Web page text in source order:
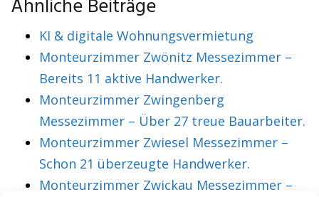
Ähnliche Beiträge
KI & digitale Wohnungsvermietung
Monteurzimmer Zwönitz Messezimmer –
Bereits 11 aktive Handwerker.
Monteurzimmer Zwingenberg
Messezimmer – Über 27 treue Bauarbeiter.
Monteurzimmer Zwiesel Messezimmer –
Schon 21 überzeugte Handwerker.
Monteurzimmer Zwickau Messezimmer –